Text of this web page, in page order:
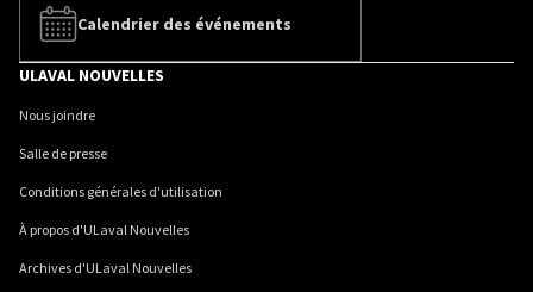
Calendrier des événements
ULAVAL NOUVELLES
Nous joindre
Salle de presse
Conditions générales d'utilisation
À propos d'ULaval Nouvelles
Archives d'ULaval Nouvelles